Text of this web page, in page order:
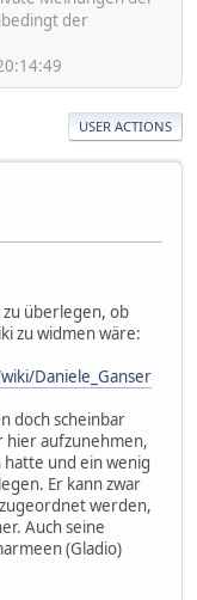
der
USER ACTIONS
zu überlegen, ob
zu widmen wäre:
Daniele_Ganser
doch scheinbar
hier aufzunehmen,
hatte und ein wenig
Er kann zwar
werden,
Auch seine
(Gladio)